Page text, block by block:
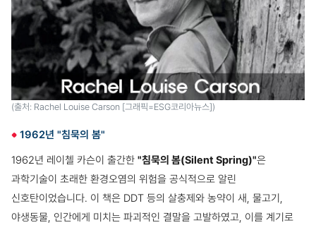
(출처: Rachel Louise Carson [그래픽=ESG코리아뉴스])
1962년 "침묵의 봄"
1962년 레이첼 카슨이 출간한 "침묵의 봄(Silent Spring)"은
과학기술이 초래한 환경오염의 위험을 공식적으로 알린
신호탄이었습니다. 이 책은 DDT 등의 살충제와 농약이 새, 물고기,
야생동물, 인간에게 미치는 파괴적인 결말을 고발하였고, 이를 계기로